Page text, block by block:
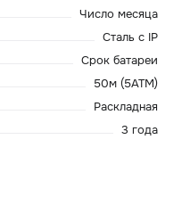
Число месяца
Сталь c IP
Срок батареи
50м (5ATM)
Раскладная
3 года